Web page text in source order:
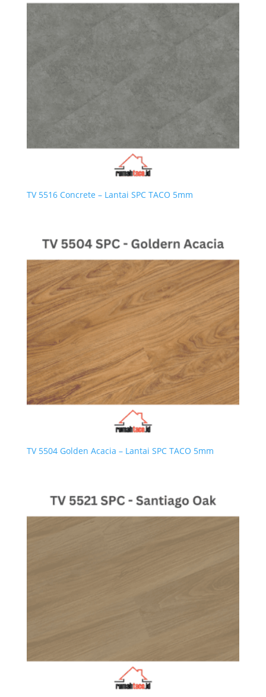
TV 5516 Concrete – Lantai SPC TACO 5mm
TV 5504 Golden Acacia – Lantai SPC TACO 5mm